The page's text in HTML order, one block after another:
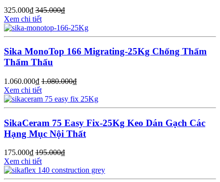
325.000₫ 345.000₫
Xem chi tiết
Sika MonoTop 166 Migrating-25Kg Chống Thấm
Thẩm Thấu
1.060.000₫ 1.080.000₫
Xem chi tiết
SikaCeram 75 Easy Fix-25Kg Keo Dán Gạch Các
Hạng Mục Nội Thất
175.000₫ 195.000₫
Xem chi tiết